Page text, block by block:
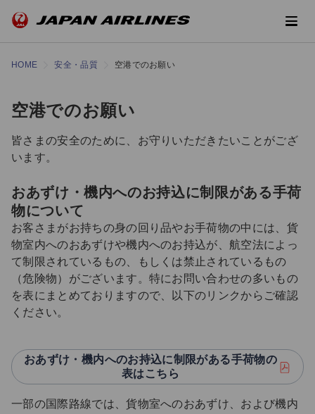
HOME 安全・品質 空港でのお願い
空港でのお願い
皆さまの安全のために、お守りいただきたいことがござ
います。
おあずけ・機内へのお持込に制限がある手荷
物について
お客さまがお持ちの身の回り品やお手荷物の中には、貨
物室内へのおあずけや機内へのお持込が、航空法によっ
て制限されているもの、もしくは禁止されているもの
（危険物）がございます。特にお問い合わせの多いもの
を表にまとめておりますので、以下のリンクからご確認
ください。
おあずけ・機内へのお持込に制限がある手荷物の
表はこちら
一部の国際路線では、貨物室へのおあずけ、および機内